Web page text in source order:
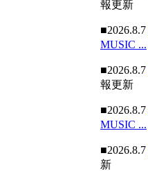
報更新
■2026.8.7
MUSIC ...
■2026.8.7
報更新
■2026.8.7
MUSIC ...
■2026.8.7
新